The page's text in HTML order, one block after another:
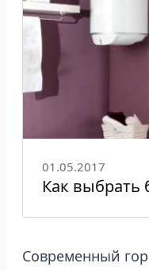
01.05.2017
Как выбрать
Современный